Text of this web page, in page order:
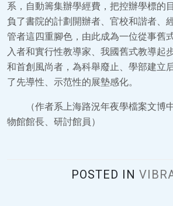
系，自動籌集辦學經費，把控辦學標的
負了書院的計劃開辦者、官校和諧者、
管者這四重腳色，由此成為一位從事舊
入者和實行性教導家、我國舊式教導起
和首創風尚者，為科舉廢止、學部建立
了先導性、示范性的展墊感化。
（作者系上海路況年夜學檔案文博
物館館長、研討館員）
POSTED IN